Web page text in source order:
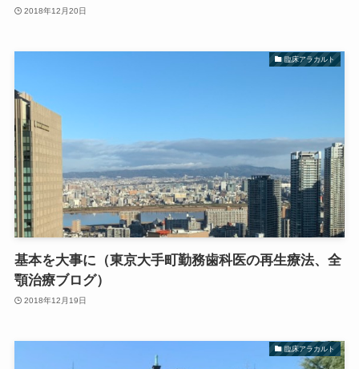
2018年12月20日
臨床アラカルト
基本を大事に（東京大手町勤務歯科医の再生療法、全
顎治療ブログ）
2018年12月19日
臨床アラカルト